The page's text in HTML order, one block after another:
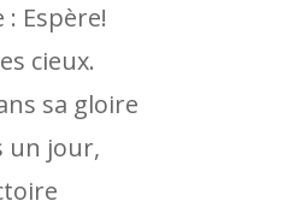
: Espère!
cieux.
sa gloire
un jour,